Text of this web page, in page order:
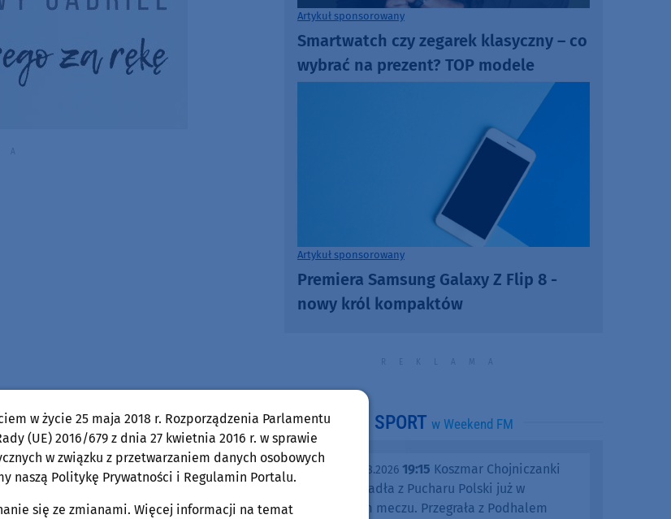
Maciej Bór
Pokaż e-mail
Artykuł sponsorowany
Smartwatch czy zegarek klasyczny – co
wybrać na prezent? TOP modele
Artykuł sponsorowany
Premiera Samsung Galaxy Z Flip 8 -
nowy król kompaktów
SPORT w Weekend FM
środa, 05.08.2026 19:15 Koszmar Chojniczanki
trwa. Odpadła z Pucharu Polski już w
pierwszym meczu. Przegrała z Podhalem
w życie 25 maja 2018 r. Rozporządzenia Parlamentu
(UE) 2016/679 z dnia 27 kwietnia 2016 r. w sprawie
w związku z przetwarzaniem danych osobowych
naszą Politykę Prywatności i Regulamin Portalu.
się ze zmianami. Więcej informacji na temat